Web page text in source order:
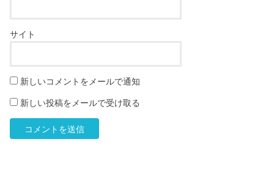
サイト
新しいコメントをメールで通知
新しい投稿をメールで受け取る